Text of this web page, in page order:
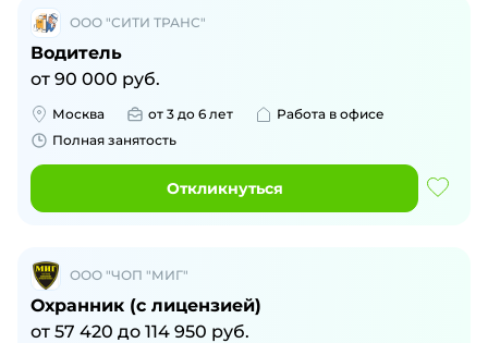
ООО "СИТИ ТРАНС"
Водитель
от 90 000 руб.
Москва от 3 до 6 лет
Работа в офисе
Полная занятость
Откликнуться
ООО "ЧОП "МИГ"
Охранник (с лицензией)
от 57 420 до 114 950 руб.